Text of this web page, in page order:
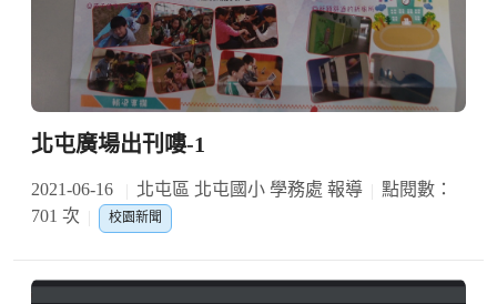
北屯廣場出刊嘍-1
2021-06-16 北屯區 北屯國小 學務處 報導
點閱數：
701 次
校園新聞